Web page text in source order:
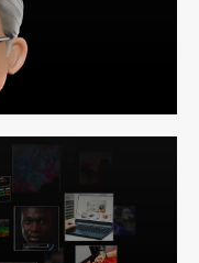
ツールなどのエン
ークフローと連携
および実行できま
ントは、DGX
模 AI モデルのロ